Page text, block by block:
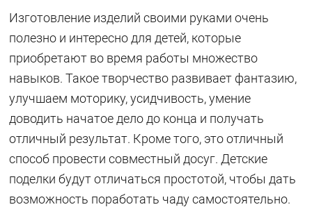
Изготовление изделий своими руками очень
полезно и интересно для детей, которые
приобретают во время работы множество
навыков. Такое творчество развивает фантазию,
улучшаем моторику, усидчивость, умение
доводить начатое дело до конца и получать
отличный результат. Кроме того, это отличный
способ провести совместный досуг. Детские
поделки будут отличаться простотой, чтобы дать
возможность поработать чаду самостоятельно.